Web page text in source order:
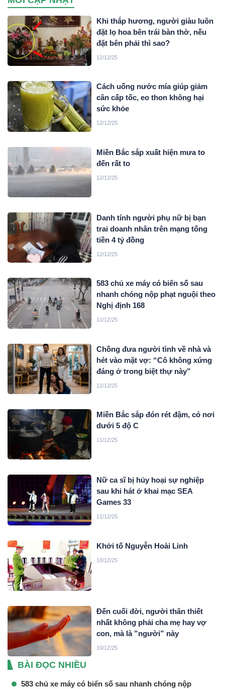
xuyên quốc gia do đối tượng Mai Văn Tới, sinh năm 2001
trú tại xã Nga Sơn, tỉnh Thanh Hoá cầm đầu…
Khi thắp hương, người giàu luôn
đặt lọ hoa bên trái bàn thờ, nếu
đặt bên phải thì sao?
12/12/25
Cách uống nước mía giúp giảm
cân cấp tốc, eo thon không hại
sức khỏe
12/12/25
Miền Bắc sắp xuất hiện mưa to
đến rất to
12/12/25
Danh tính người phụ nữ bị bạn
trai doanh nhân trên mạng tống
tiền 4 tỷ đồng
12/12/25
583 chủ xe máy có biển số sau
nhanh chóng nộp phạt nguội theo
Nghị định 168
11/12/25
Chồng đưa người tình về nhà và
hét vào mặt vợ: “Cô không xứng
đáng ở trong biệt thự này”
11/12/25
Miền Bắc sắp đón rét đậm, có nơi
dưới 5 độ C
11/12/25
Nữ ca sĩ bị hủy hoại sự nghiệp
sau khi hát ở khai mạc SEA
Games 33
11/12/25
Khởi tố Nguyễn Hoài Linh
10/12/25
Đến cuối đời, người thân thiết
nhất không phải cha mẹ hay vợ
con, mà là ”người” này
10/12/25
BÀI ĐỌC NHIỀU
583 chủ xe máy có biển số sau nhanh chóng nộp